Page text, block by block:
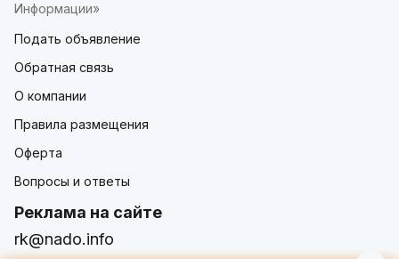
Информации»
Подать объявление
Обратная связь
О компании
Правила размещения
Оферта
Вопросы и ответы
Реклама на сайте
rk@nado.info